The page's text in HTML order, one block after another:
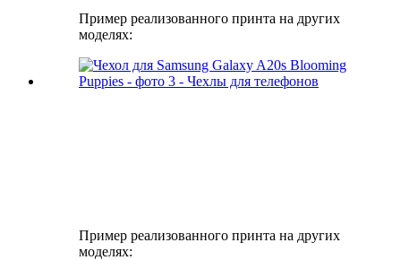
Пример реализованного принта на других
моделях:
Пример реализованного принта на других
моделях: